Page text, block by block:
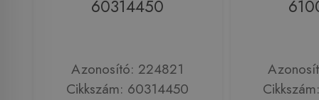
60314450
Azonosító: 224821
Cikkszám: 60314450